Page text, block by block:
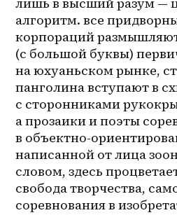
алгоритм. все
корпораций
(с большой буквы)
на юхуаньском рынке,
панголина вступают в
с сторонниками
а прозаики и поэты
в объектно-
написанной от лица
словом, здесь
свобода творчества,
соревнования в